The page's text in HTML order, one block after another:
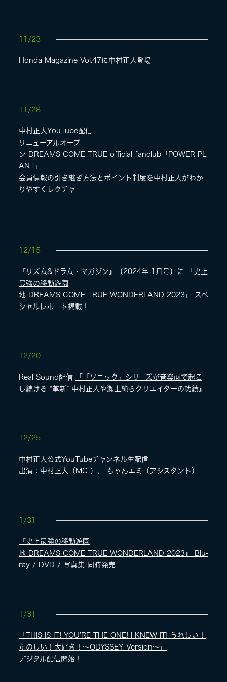
11/23
Honda Magazine Vol.47に中村正人登場
11/28
中村正人YouTube配信
リニューアルオープ
ン DREAMS COME TRUE official fanclub「POWER PL
ANT」
会員情報の引き継ぎ方法とポイント制度を中村正人がわか
りやすくレクチャー
12/15
『リズム&ドラム・マガジン』（2024年 1月号）に 「史上
最強の移動遊園
地 DREAMS COME TRUE WONDERLAND 2023」 スペ
シャルレポート掲載！
12/20
Real Sound配信
『「ソニック」シリーズが音楽面で起こ
し続ける “革新” 中村正人や瀬上純らクリエイターの功績』
12/25
中村正人公式YouTubeチャンネル生配信
出演：中村正人（MC ）、 ちゃんエミ（アシスタント）
1/31
『史上最強の移動遊園
地 DREAMS COME TRUE WONDERLAND 2023』 Blu-
ray / DVD / 写真集 同時発売
1/31
「THIS IS IT! YOU’RE THE ONE! I KNEW IT! うれしい！
たのしい！大好き！〜ODYSSEY Version〜」
デジタル配信開始！